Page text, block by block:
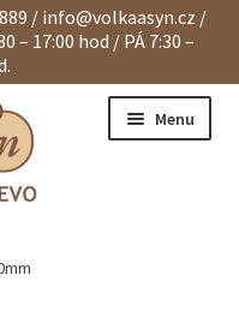
/ info@volkaasyn.cz /
– 17:00 hod / PÁ 7:30 –
Menu